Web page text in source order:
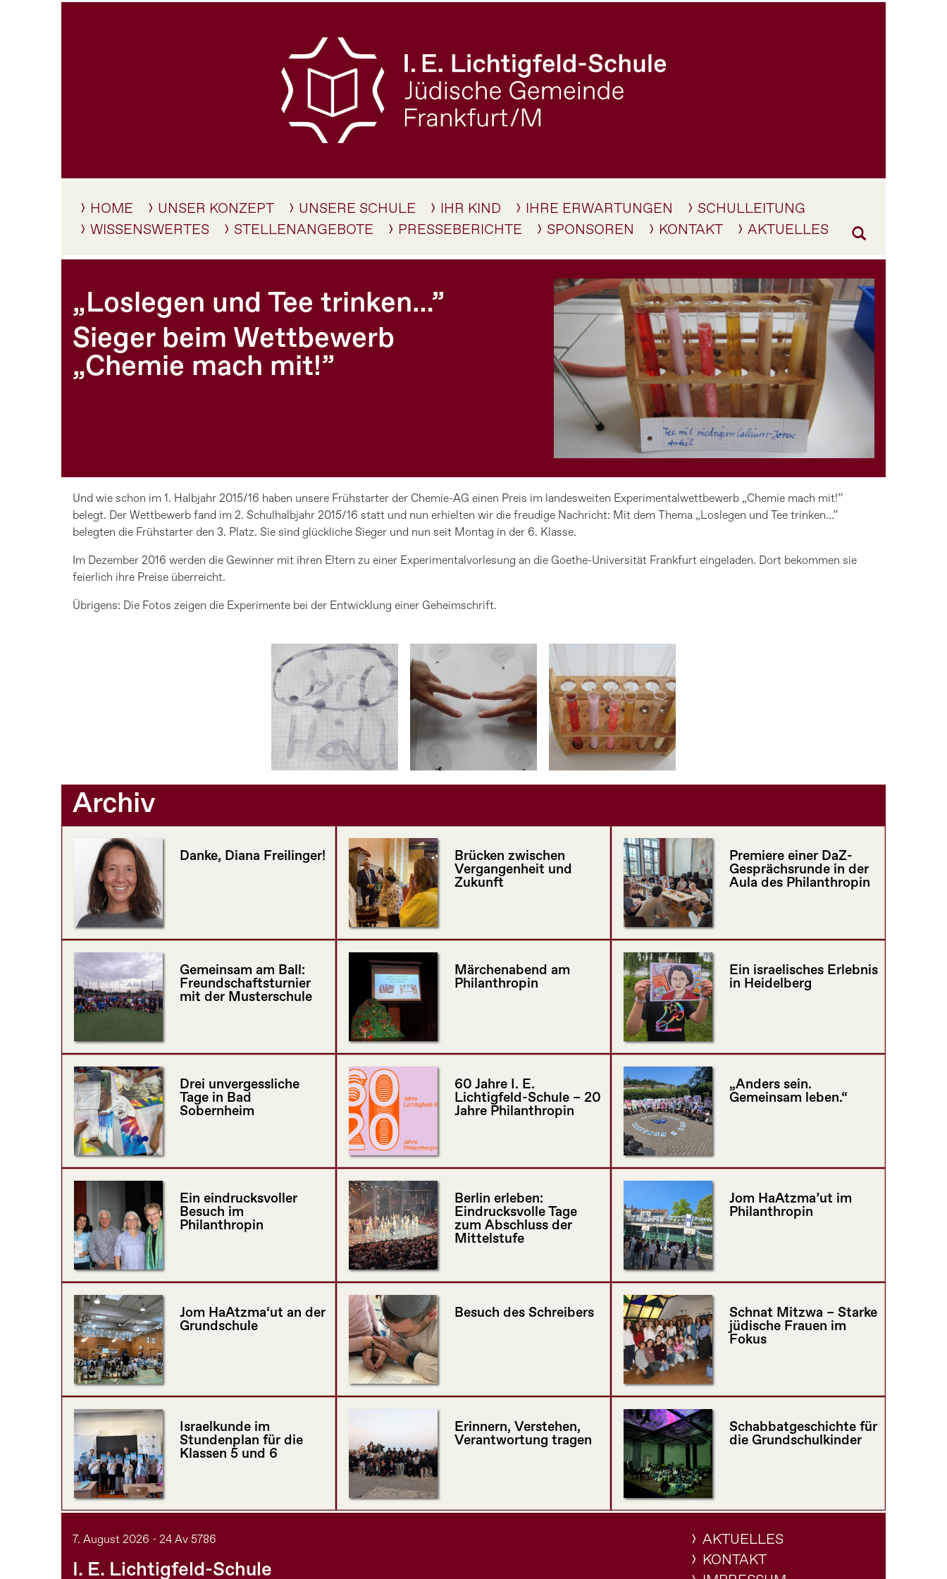
HOME UNSER KONZEPT UNSERE SCHULE IHR KIND IHRE ERWARTUNGEN
SCHULLEITUNG
WISSENSWERTES
STELLENANGEBOTE PRESSEBERICHTE SPONSOREN KONTAKT AKTUELLES
„Loslegen und Tee trinken…”
Sieger beim Wettbewerb
„Chemie mach mit!”
Und wie schon im 1. Halbjahr 2015/16 haben unsere Frühstarter der Chemie-AG einen Preis im landesweiten Experimentalwettbewerb „Chemie mach mit!”
belegt. Der Wettbewerb fand im 2. Schulhalbjahr 2015/16 statt und nun erhielten wir die freudige Nachricht: Mit dem Thema „Loslegen und Tee trinken…”
belegten die Frühstarter den 3. Platz. Sie sind glückliche Sieger und nun seit Montag in der 6. Klasse.
Im Dezember 2016 werden die Gewinner mit ihren Eltern zu einer Experimentalvorlesung an die Goethe-Universität Frankfurt eingeladen. Dort bekommen sie
feierlich ihre Preise überreicht.
Übrigens: Die Fotos zeigen die Experimente bei der Entwicklung einer Geheimschrift.
Archiv
Danke, Diana Freilinger! Brücken zwischen
Vergangenheit und
Zukunft
Premiere einer DaZ-
Gesprächsrunde in der
Aula des Philanthropin
Gemeinsam am Ball:
Freundschaftsturnier
mit der Musterschule
Märchenabend am
Philanthropin
Ein israelisches Erlebnis
in Heidelberg
Drei unvergessliche
Tage in Bad
Sobernheim
60 Jahre I. E.
Lichtigfeld-Schule – 20
Jahre Philanthropin
„Anders sein.
Gemeinsam leben.“
Ein eindrucksvoller
Besuch im
Philanthropin
Berlin erleben:
Eindrucksvolle Tage
zum Abschluss der
Mittelstufe
Jom HaAtzma’ut im
Philanthropin
Jom HaAtzma‘ut an der
Grundschule
Besuch des Schreibers Schnat Mitzwa – Starke
jüdische Frauen im
Fokus
Israelkunde im
Stundenplan für die
Klassen 5 und 6
Erinnern, Verstehen,
Verantwortung tragen
Schabbatgeschichte für
die Grundschulkinder
7. August 2026 - 24 Av 5786
I. E. Lichtigfeld-Schule
AKTUELLES
KONTAKT